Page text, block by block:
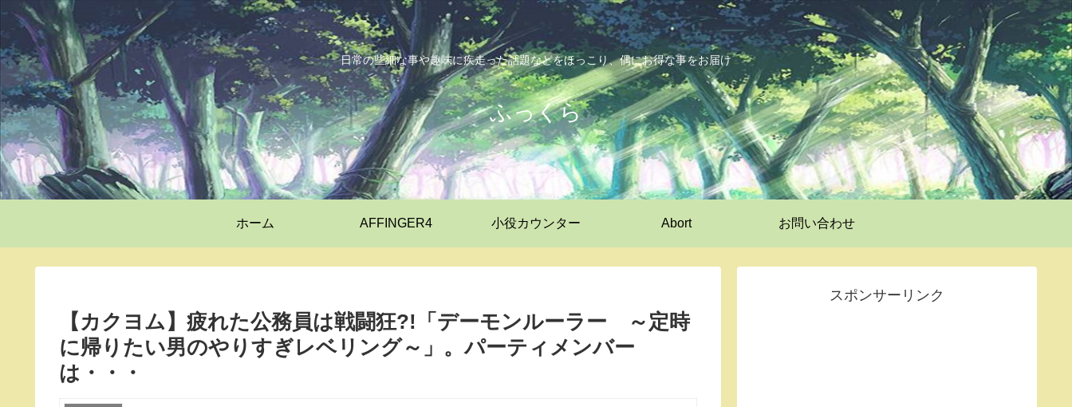
日常の些細な事や趣味に疾走った話題などをほっこり、偶にお得な事をお届け
ふっくら
ホーム AFFINGER4 小役カウンター Abort お問い合わせ
【カクヨム】疲れた公務員は戦闘狂?!「デーモンルーラー ～定時
に帰りたい男のやりすぎレベリング～」。パーティメンバー
は・・・
スポンサーリンク